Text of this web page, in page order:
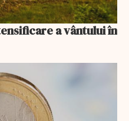
a vântului în